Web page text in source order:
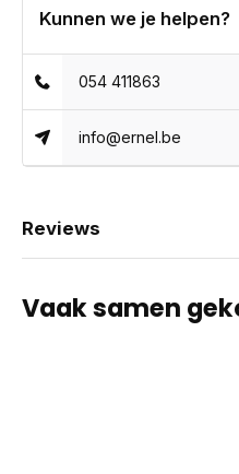
Kunnen we je helpen?
054 411863
info@ernel.be
Reviews
Vaak samen